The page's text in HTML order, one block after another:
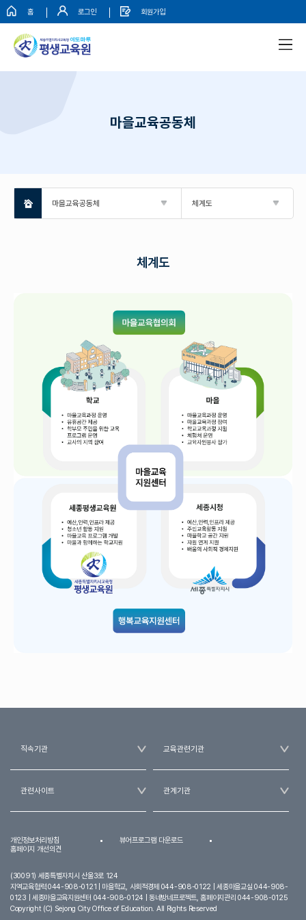
홈 로그인 회원가입
마을교육공동체
마을교육공동체 체계도
체계도
개인정보처리방침
뷰어프로그램 다운로드
홈페이지 개선의견
(30091) 세종특별자치시 산울3로 124
지역교육협력 044-908-0121 | 마을학교, 사회적경제 044-908-0122 | 세종마을교실 044-908-
0123 | 세종마을교육지원센터 044-908-0124 | 동네방네프로젝트, 홈페이지관리 044-908-0125
Copyright (C) Sejong City Office of Education. All Rights Reserved